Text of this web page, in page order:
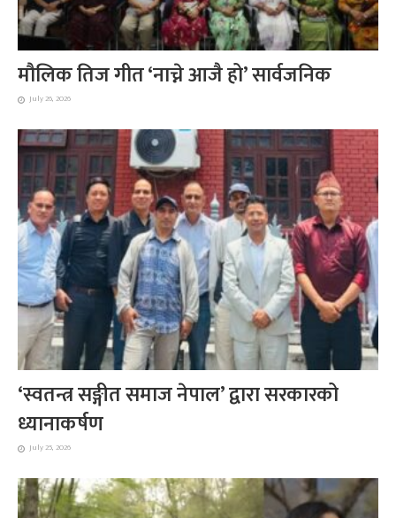
मौलिक तिज गीत ‘नाच्ने आजै हो’ सार्वजनिक
July 26, 2026
‘स्वतन्त्र सङ्गीत समाज नेपाल’ द्वारा सरकारको
ध्यानाकर्षण
July 25, 2026